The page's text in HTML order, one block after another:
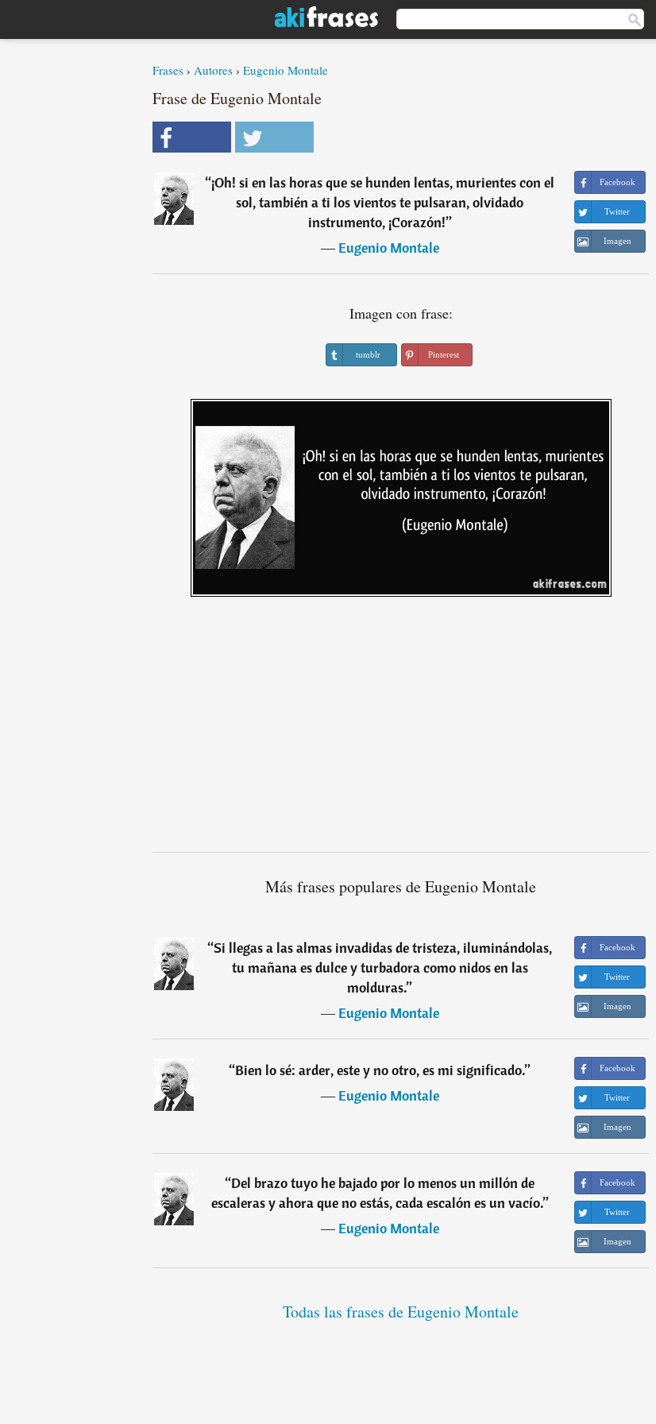
Frases › Autores › Eugenio Montale
Frase de Eugenio Montale
“¡Oh! si en las horas que se hunden lentas, murientes con el
sol, también a ti los vientos te pulsaran, olvidado
instrumento, ¡Corazón!”
―Eugenio Montale
Facebook
Twitter
Imagen
Imagen con frase:
tumblr Pinterest
Más frases populares de Eugenio Montale
“Si llegas a las almas invadidas de tristeza, iluminándolas,
tu mañana es dulce y turbadora como nidos en las
molduras.”
―Eugenio Montale
Facebook
Twitter
Imagen
“Bien lo sé: arder, este y no otro, es mi significado.”
―Eugenio Montale
Facebook
Twitter
Imagen
“Del brazo tuyo he bajado por lo menos un millón de
escaleras y ahora que no estás, cada escalón es un vacío.”
―Eugenio Montale
Facebook
Twitter
Imagen
Todas las frases de Eugenio Montale